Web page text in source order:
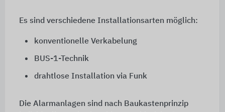
Es sind verschiedene Installationsarten möglich:
konventionelle Verkabelung
BUS-1-Technik
drahtlose Installation via Funk
Die Alarmanlagen sind nach Baukastenprinzip